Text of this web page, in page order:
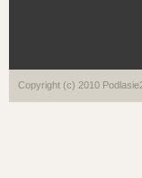
Copyright (c) 2010